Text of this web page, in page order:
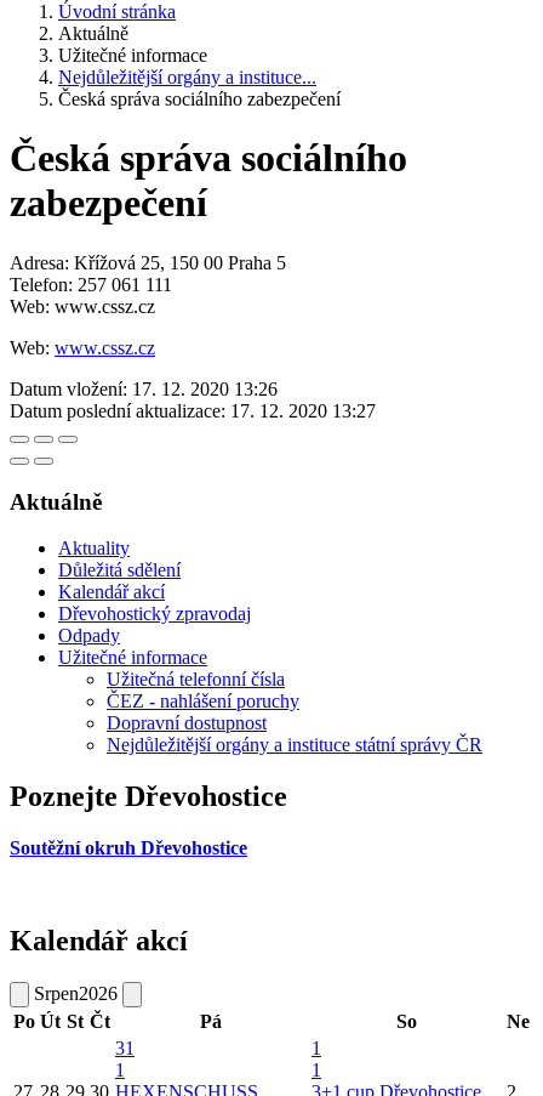
Úvodní stránka
Aktuálně
Užitečné informace
Nejdůležitější orgány a instituce...
Česká správa sociálního zabezpečení
Česká správa sociálního
zabezpečení
Adresa: Křížová 25, 150 00 Praha 5
Telefon: 257 061 111
Web: www.cssz.cz
Web: www.cssz.cz
Datum vložení: 17. 12. 2020 13:26
Datum poslední aktualizace: 17. 12. 2020 13:27
Aktuálně
Aktuality
Důležitá sdělení
Kalendář akcí
Dřevohostický zpravodaj
Odpady
Užitečné informace
Užitečná telefonní čísla
ČEZ - nahlášení poruchy
Dopravní dostupnost
Nejdůležitější orgány a instituce státní správy ČR
Poznejte Dřevohostice
Soutěžní okruh Dřevohostice
Kalendář akcí
Srpen2026
Po Út St Čt Pá So Ne
27 28 29 30
31
1
HEXENSCHUSS
1
1
3+1 cup Dřevohostice
2